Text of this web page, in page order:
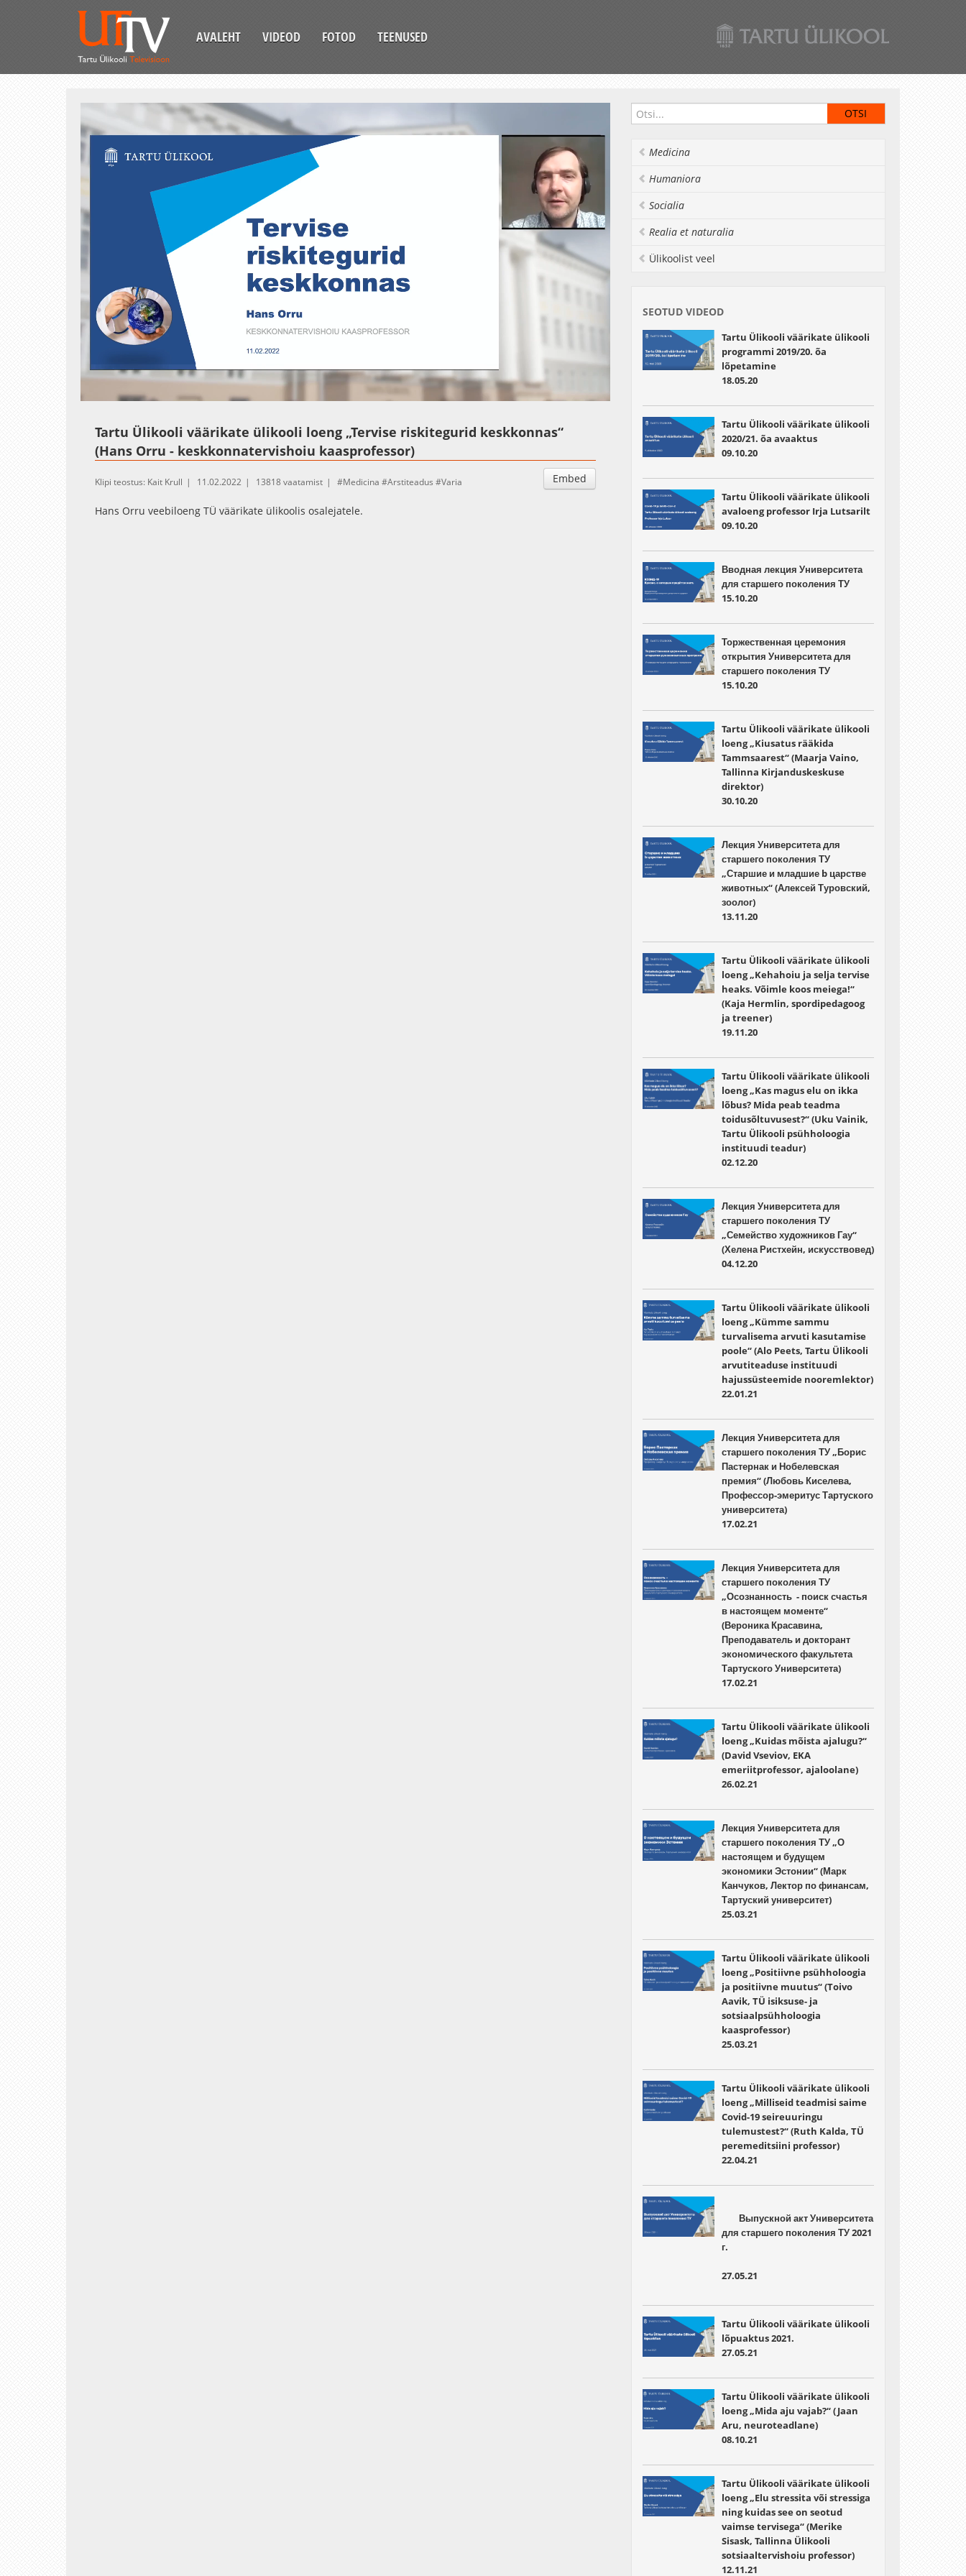
AVALEHT VIDEOD FOTOD TEENUSED
Unmute Esituskiirused
Auto
Tartu Ülikooli väärikate ülikooli loeng „Tervise riskitegurid keskkonnas“
(Hans Orru - keskkonnatervishoiu kaasprofessor)
Embed
Klipi teostus: Kait Krull 11.02.2022 13818 vaatamist Medicina Arstiteadus Varia
Hans Orru veebiloeng TÜ väärikate ülikoolis osalejatele.
Medicina
Humaniora
Socialia
Realia et naturalia
Ülikoolist veel
SEOTUD VIDEOD
Tartu Ülikooli väärikate ülikooli
programmi 2019/20. õa
lõpetamine
18.05.20
Tartu Ülikooli väärikate ülikooli
2020/21. õa avaaktus
09.10.20
Tartu Ülikooli väärikate ülikooli
avaloeng professor Irja Lutsarilt
09.10.20
Вводная лекция Университета
для старшего поколения ТУ
15.10.20
Торжественная церемония
открытия Университета для
старшего поколения ТУ
15.10.20
Tartu Ülikooli väärikate ülikooli
loeng „Kiusatus rääkida
Tammsaarest“ (Maarja Vaino,
Tallinna Kirjanduskeskuse
direktor)
30.10.20
Лекция Университета для
старшего поколения ТУ
„Старшие и младшие b царстве
животных“ (Алексей Туровский,
зоолог)
13.11.20
Tartu Ülikooli väärikate ülikooli
loeng „Kehahoiu ja selja tervise
heaks. Võimle koos meiega!“
(Kaja Hermlin, spordipedagoog
ja treener)
19.11.20
Tartu Ülikooli väärikate ülikooli
loeng „Kas magus elu on ikka
lõbus? Mida peab teadma
toidusõltuvusest?“ (Uku Vainik,
Tartu Ülikooli psühholoogia
instituudi teadur)
02.12.20
Лекция Университета для
старшего поколения ТУ
„Семейство художников Гау“
(Хелена Ристхейн, искусствовед)
04.12.20
Tartu Ülikooli väärikate ülikooli
loeng „Kümme sammu
turvalisema arvuti kasutamise
poole“ (Alo Peets, Tartu Ülikooli
arvutiteaduse instituudi
hajussüsteemide nooremlektor)
22.01.21
Лекция Университета для
старшего поколения ТУ „Борис
Пастернак и Нобелевская
премия“ (Любовь Киселева,
Профессор-эмеритус Тартуского
университета)
17.02.21
Лекция Университета для
старшего поколения ТУ
„Осознанность - поиск счастья
в настоящем моменте“
(Вероника Красавина,
Преподаватель и докторант
экономического факультета
Тартуского Университета)
17.02.21
Tartu Ülikooli väärikate ülikooli
loeng „Kuidas mõista ajalugu?“
(David Vseviov, EKA
emeriitprofessor, ajaloolane)
26.02.21
Лекция Университета для
старшего поколения ТУ „О
настоящем и будущем
экономики Эстонии“ (Марк
Канчуков, Лектор по финансам,
Тартуский университет)
25.03.21
Tartu Ülikooli väärikate ülikooli
loeng „Positiivne psühholoogia
ja positiivne muutus“ (Toivo
Aavik, TÜ isiksuse- ja
sotsiaalpsühholoogia
kaasprofessor)
25.03.21
Tartu Ülikooli väärikate ülikooli
loeng „Milliseid teadmisi saime
Covid-19 seireuuringu
tulemustest?“ (Ruth Kalda, TÜ
peremeditsiini professor)
22.04.21
для старшего поколения ТУ 2021
27.05.21
Tartu Ülikooli väärikate ülikooli
lõpuaktus 2021.
27.05.21
Tartu Ülikooli väärikate ülikooli
loeng „Mida aju vajab?“ (Jaan
Aru, neuroteadlane)
08.10.21
Tartu Ülikooli väärikate ülikooli
loeng „Elu stressita või stressiga
ning kuidas see on seotud
vaimse tervisega“ (Merike
Sisask, Tallinna Ülikooli
sotsiaaltervishoiu professor)
12.11.21